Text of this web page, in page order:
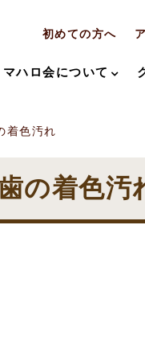
初めての方へ
マハロ会について
着色汚れ
の着色汚